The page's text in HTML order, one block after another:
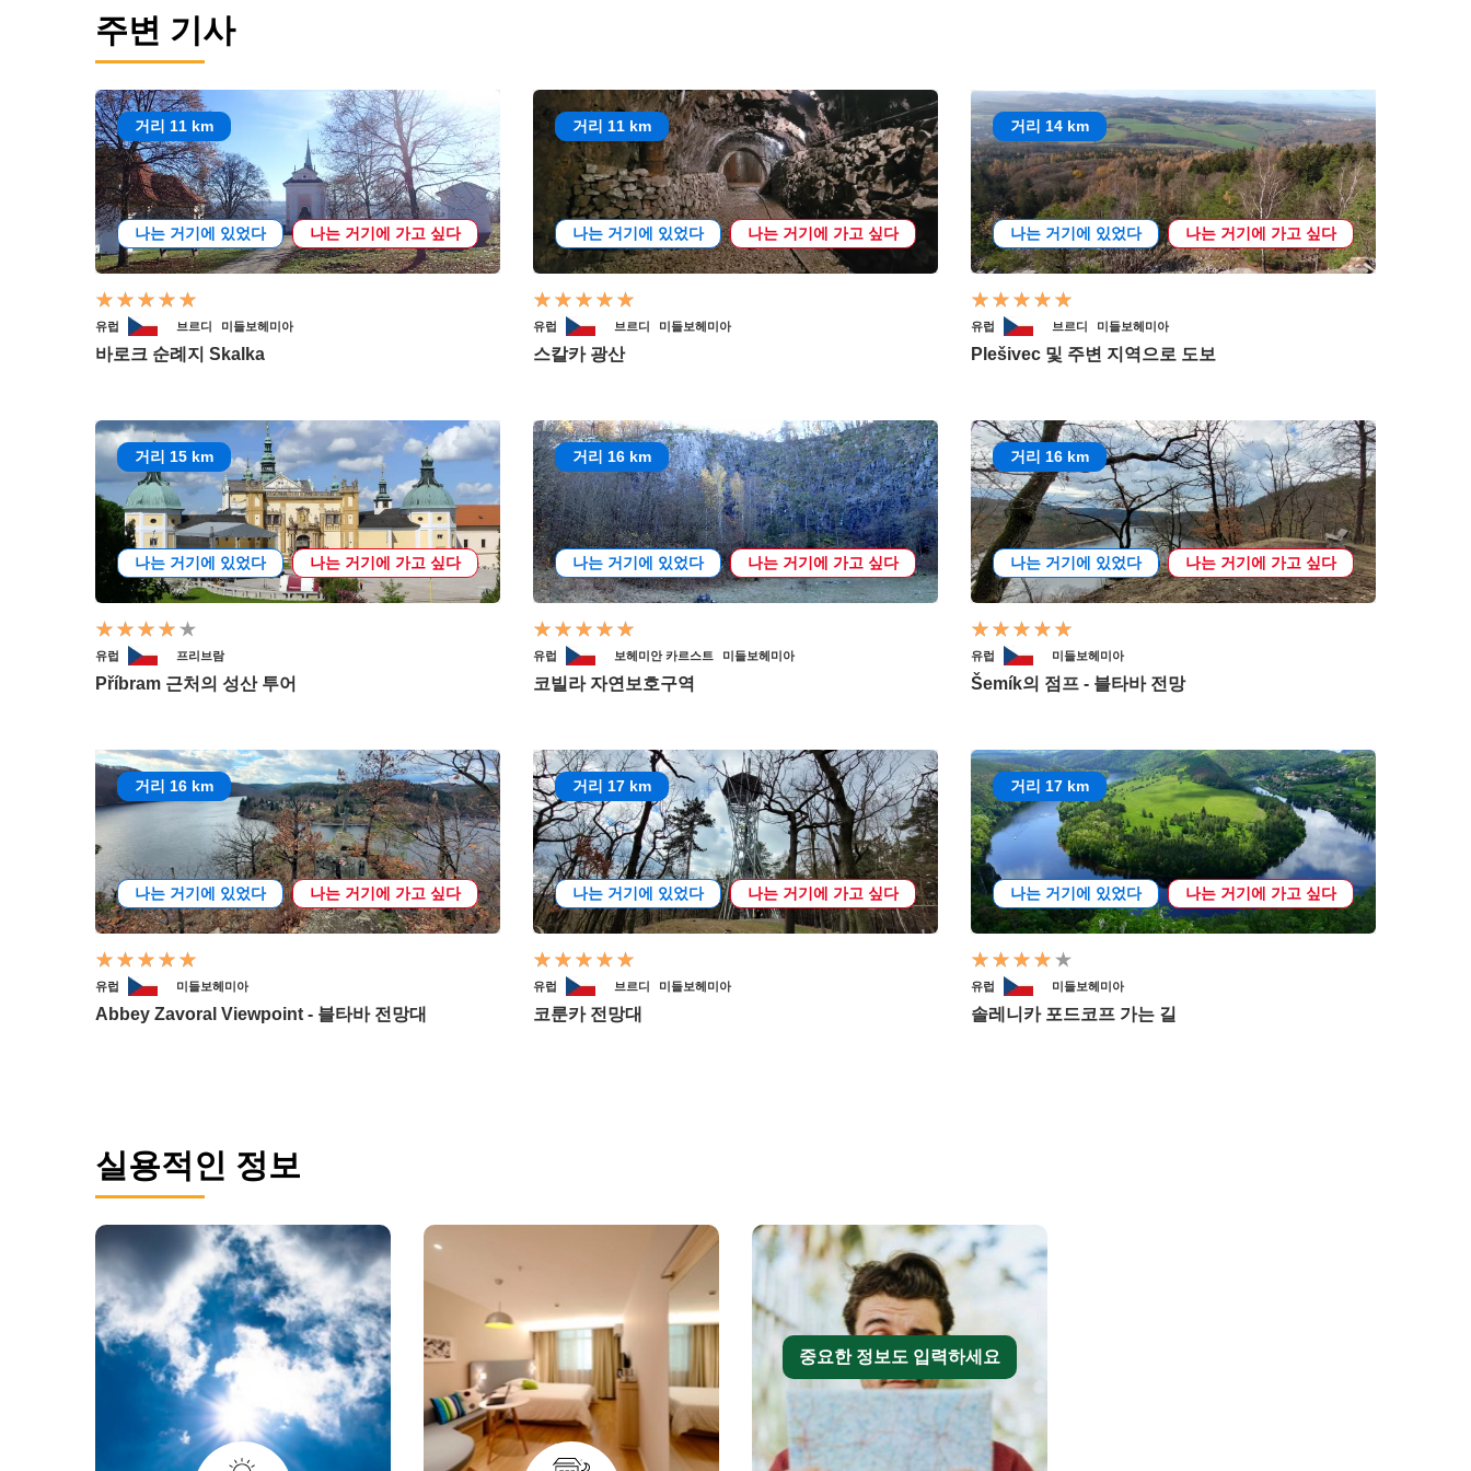
주변 기사
거리 11 km
나는 거기에 있었다 나는 거기에 가고 싶다
유럽 브르디 미들보헤미아
바로크 순례지 Skalka
거리 11 km
나는 거기에 있었다 나는 거기에 가고 싶다
유럽 브르디 미들보헤미아
스칼카 광산
거리 14 km
나는 거기에 있었다 나는 거기에 가고 싶다
유럽 브르디 미들보헤미아
Plešivec 및 주변 지역으로 도보
거리 15 km
나는 거기에 있었다 나는 거기에 가고 싶다
유럽 프리브람
Příbram 근처의 성산 투어
거리 16 km
나는 거기에 있었다 나는 거기에 가고 싶다
유럽 보헤미안 카르스트 미들보헤미아
코빌라 자연보호구역
거리 16 km
나는 거기에 있었다 나는 거기에 가고 싶다
유럽 미들보헤미아
Šemík의 점프 - 블타바 전망
거리 16 km
나는 거기에 있었다 나는 거기에 가고 싶다
유럽 미들보헤미아
Abbey Zavoral Viewpoint - 블타바 전망대
거리 17 km
나는 거기에 있었다 나는 거기에 가고 싶다
유럽 브르디 미들보헤미아
코룬카 전망대
거리 17 km
나는 거기에 있었다 나는 거기에 가고 싶다
유럽 미들보헤미아
솔레니카 포드코프 가는 길
실용적인 정보
중요한 정보도 입력하세요